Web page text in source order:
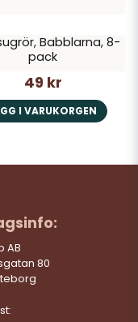
Babblarna, 8-
pack
49 kr
I VARUKORGEN
AB
80